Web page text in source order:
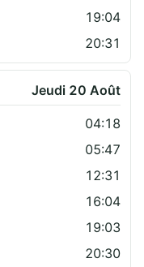
19:04
20:31
Jeudi 20 Août
04:18
05:47
12:31
16:04
19:03
20:30